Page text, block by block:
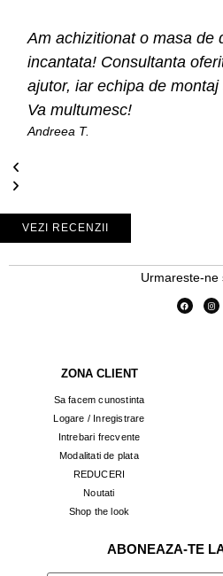
Am achizitionat o masa de
incantata! Consultanta
ajutor, iar echipa de
Va multumesc!
Andreea T.
VEZI RECENZII
Urmareste-ne
ZONA CLIENT
Sa facem cunostinta
Logare / Inregistrare
Intrebari frecvente
Modalitati de plata
REDUCERI
Noutati
Shop the look
ABONEAZA-TE